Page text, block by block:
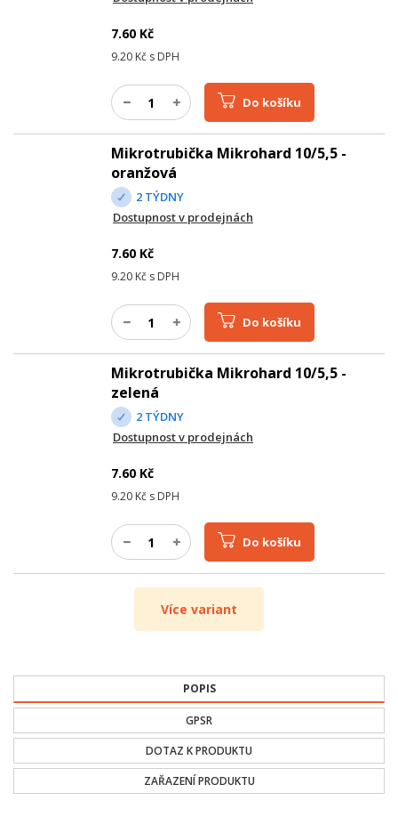
7.60 Kč
9.20 Kč s DPH
Do košíku
Mikrotrubička Mikrohard 10/5,5 -
oranžová
2 TÝDNY
Dostupnost v prodejnách
7.60 Kč
9.20 Kč s DPH
Do košíku
Mikrotrubička Mikrohard 10/5,5 -
zelená
2 TÝDNY
Dostupnost v prodejnách
7.60 Kč
9.20 Kč s DPH
Do košíku
Více variant
POPIS
GPSR
DOTAZ K PRODUKTU
ZAŘAZENÍ PRODUKTU